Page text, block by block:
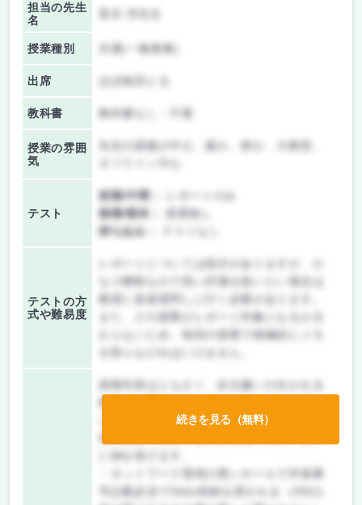
担当の先生
名
授業種別 共通(一般教養)
出席 ほぼ毎回とる
教科書 教科書なし・不要
授業の雰囲
気
先生の講義が中心、厳か、静か、大教室、
テスト
前期/中間：
後期/期末：
授業無し
持ち込み：
テストの方
式や難易度
レポートについては指示がありますが、か
なり曖昧なので高い評価を狙いたい場合は
教授に直接質問しに行く必要があります。
また、どの授業がレポート対象になるか分
からないため、毎回の授業で積極的にメモ
授業内容はともかく、好き嫌いの分かれる
いタイプで私はとても苦手だったので、毎
号記載必須でSlido投稿を課される（300人
続きを見る（無料）